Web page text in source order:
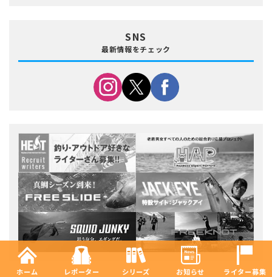
SNS
最新情報をチェック
ホーム レポーター シリーズ お知らせ ライター募集